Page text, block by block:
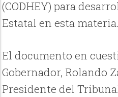
(CODHEY) para
Estatal en esta materia.
El documento en
Gobernador, Rolando
Presidente del